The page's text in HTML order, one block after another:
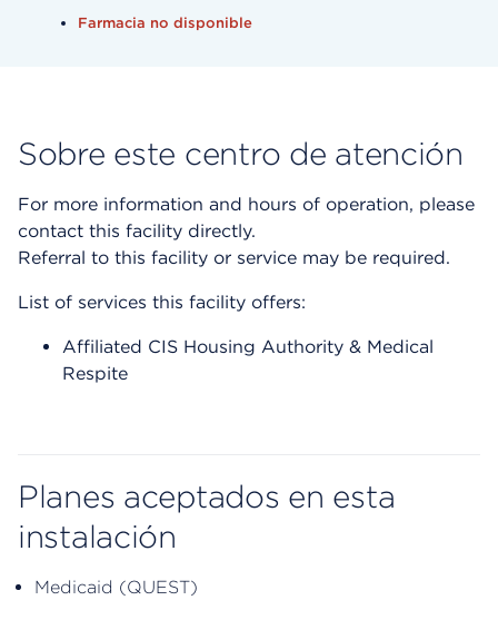
Farmacia no disponible
Sobre este centro de atención
For more information and hours of operation, please
contact this facility directly.
Referral to this facility or service may be required.
List of services this facility offers:
Affiliated CIS Housing Authority & Medical
Respite
Planes aceptados en esta
instalación
Medicaid (QUEST)